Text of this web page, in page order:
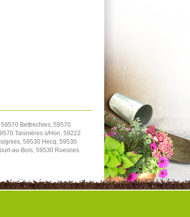
Bettrechies, 59570
Taisnières s/Hon, 59222
59530 Hecq, 59530
au-Bois, 59530 Ruesnes